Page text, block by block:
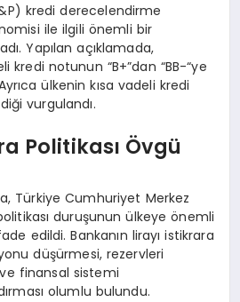
kredi derecelendirme
ile ilgili önemli bir
Yapılan açıklamada,
kredi notunun “B+”dan “BB-“ye
ülkenin kısa vadeli kredi
vurgulandı.
Politikası Övgü
Türkiye Cumhuriyet Merkez
politikası duruşunun ülkeye önemli
edildi. Bankanın lirayı istikrara
düşürmesi, rezervleri
finansal sistemi
olumlu bulundu.